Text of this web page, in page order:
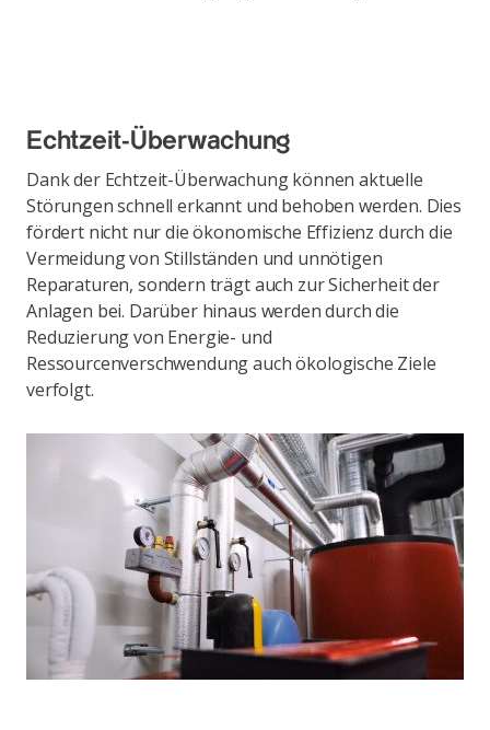
Echtzeit-Überwachung
Dank der Echtzeit-Überwachung können aktuelle
Störungen schnell erkannt und behoben werden. Dies
fördert nicht nur die ökonomische Effizienz durch die
Vermeidung von Stillständen und unnötigen
Reparaturen, sondern trägt auch zur Sicherheit der
Anlagen bei. Darüber hinaus werden durch die
Reduzierung von Energie- und
Ressourcenverschwendung auch ökologische Ziele
verfolgt.